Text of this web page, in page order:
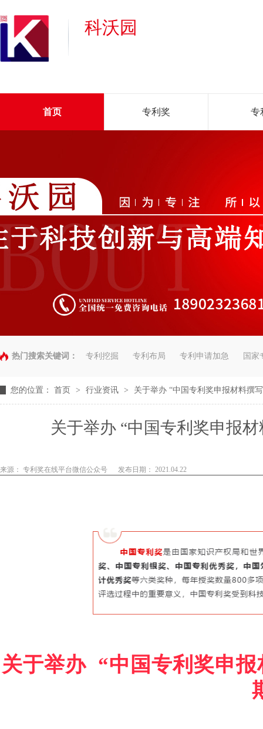
科沃园
首页 专利奖 专
热门搜索关键词： 专利挖掘 专利布局 专利申请加急 国家
您的位置： 首页 > 行业资讯 > 关于举办 “中国专利奖申报材料撰
关于举办 “中国专利奖申报
来源： 专利奖在线平台微信公众号 发布日期： 2021.04.22
关于举办 “中国专利奖申